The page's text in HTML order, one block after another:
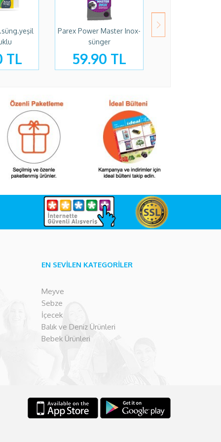
TL
Parex Power Master Inox-
sünger
59.90 TL
EN SEVİLEN KATEGORİLER
Meyve
Sebze
İçecek
Balık ve Deniz Ürünleri
Bebek Ürünleri